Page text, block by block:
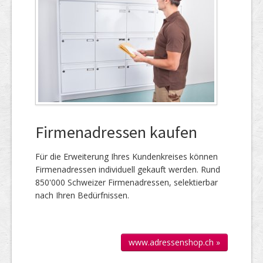
Firmenadressen kaufen
Für die Er­wei­te­rung Ihres Kun­den­kreises kön­nen
Firmen­adressen individuell gekauft werden. Rund
850'000 Schweizer Firmen­adressen, selek­tierbar
nach Ihren Bedürfnissen.
www.adressenshop.ch »